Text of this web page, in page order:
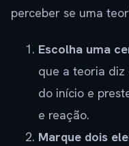
perceber se uma
Escolha uma
que a teoria diz
do início e
e reação.
Marque dois